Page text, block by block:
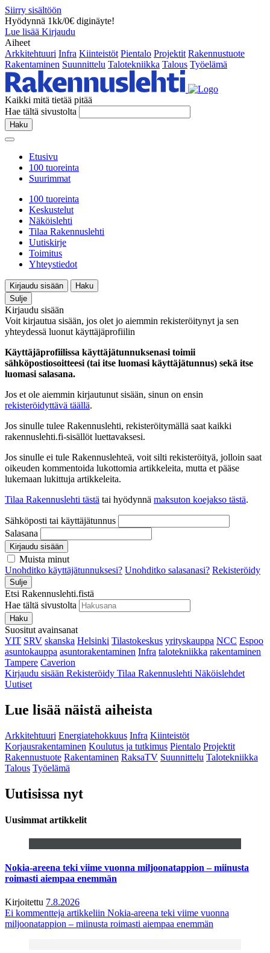
Siirry sisältöön
Hyödynnä 1kk/0€ diginäyte!
Lue lisää Kirjaudu
Aiheet
Arkkitehtuuri Infra Kiinteistöt Pientalo Projektit Rakennustuote
Rakentaminen Suunnittelu Talotekniikka Talous Työelämä
Kaikki mitä tietää pitää
Hae tältä sivustolta
Haku
Etusivu
100 tuoreinta
Suurimmat
100 tuoreinta
Keskustelut
Näköislehti
Tilaa Rakennuslehti
Uutiskirje
Toimitus
Yhteystiedot
Kirjaudu sisään
Haku
Sulje
Kirjaudu sisään
Voit kirjautua sisään, jos olet jo aiemmin rekisteröitynyt ja sen
yhteydessä luonut käyttäjäprofiilin
Käyttäjäprofiilissa käyttäjätunnuksenasi toimii
sähköpostiosoitteesi (tai itse luomasi käyttäjätunnus) sekä itse
luomasi salasana.
Jos et ole aiemmin kirjautunut sisään, sinun on ensin
rekisteröidyttävä täällä.
Jos sinulle tulee Rakennuslehti, rekisteröitymällä saat kaikki
rakennuslehti.fi-sisällöt luettavaksesi.
Jos sinulle ei tule Rakennuslehteä, voit silti rekisteröityä, jolloin saat
oikeuden kommentoida lukottomia artikkeleita, mutta et pääse
lukemaan lukittuja artikkeleita.
Tilaa Rakennuslehti tästä tai hyödynnä maksuton koejakso tästä.
Sähköposti tai käyttäjätunnus
Salasana
Kirjaudu sisään
Muista minut
Unohditko käyttäjätunnuksesi? Unohditko salasanasi? Rekisteröidy
Sulje
Etsi Rakennuslehti.fistä
Hae tältä sivustolta
Haku
Suositut avainsanat
YIT SRV skanska Helsinki Tilastokeskus yrityskauppa NCC Espoo
asuntokauppa asuntorakentaminen Infra talotekniikka rakentaminen
Tampere Caverion
Kirjaudu sisään Rekisteröidy Tilaa Rakennuslehti Näköislehdet
Uutiset
Lue lisää näistä aiheista
Arkkitehtuuri Energiatehokkuus Infra Kiinteistöt
Korjausrakentaminen Koulutus ja tutkimus Pientalo Projektit
Rakennustuote Rakentaminen RaksaTV Suunnittelu Talotekniikka
Talous Työelämä
Uutisissa nyt
Uusimmat artikkelit
Nokia-areena teki viime vuonna miljoonatappion – miinusta
roimasti aiempaa enemmän
Kirjoitettu 7.8.2026
Ei kommentteja artikkeliin Nokia-areena teki viime vuonna
miljoonatappion – miinusta roimasti aiempaa enemmän